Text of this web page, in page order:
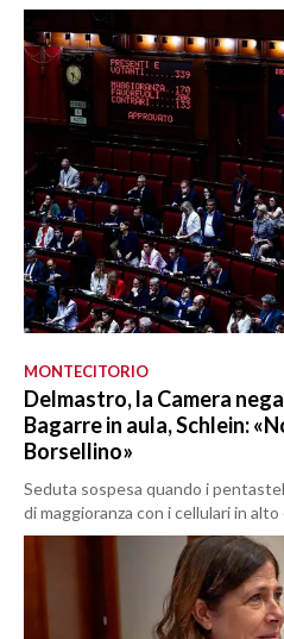
MONTECITORIO
Delmastro, la Camera
Bagarre in aula, Schlein:
Borsellino»
Seduta sospesa quando i
di maggioranza con i cellulari in